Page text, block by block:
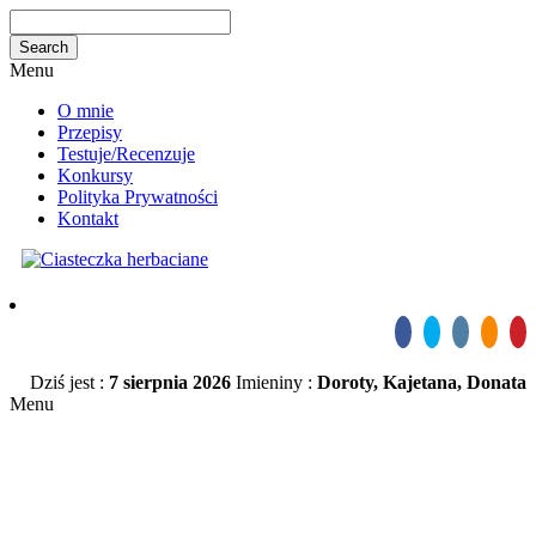
Menu
O mnie
Przepisy
Testuje/Recenzuje
Konkursy
Polityka Prywatności
Kontakt
Dziś jest : 7 sierpnia 2026 Imieniny : Doroty, Kajetana, Donata
Menu